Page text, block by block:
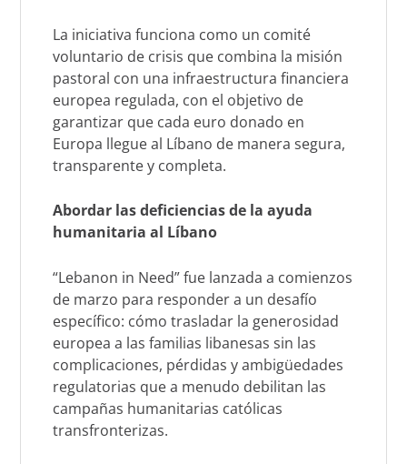
La iniciativa funciona como un comité
voluntario de crisis que combina la misión
pastoral con una infraestructura financiera
europea regulada, con el objetivo de
garantizar que cada euro donado en
Europa llegue al Líbano de manera segura,
transparente y completa.
Abordar las deficiencias de la ayuda
humanitaria al Líbano
“Lebanon in Need” fue lanzada a comienzos
de marzo para responder a un desafío
específico: cómo trasladar la generosidad
europea a las familias libanesas sin las
complicaciones, pérdidas y ambigüedades
regulatorias que a menudo debilitan las
campañas humanitarias católicas
transfronterizas.